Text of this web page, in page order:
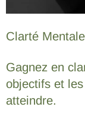
Clarté Mentale
Gagnez en
objectifs et
atteindre.